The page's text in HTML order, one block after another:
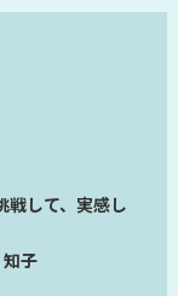
戦して、実感し
子